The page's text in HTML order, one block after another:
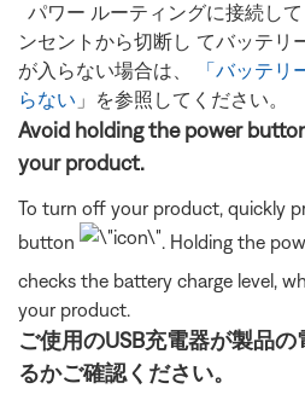
パワー ルーティングに接続し
ンセントから切断し てバッテリ
が入らない場合は、
「バッテリ
らない 」を参照してください。
Avoid holding the power
your product.
To turn off your product, quickly
button
. Holding the
checks the battery charge level,
your product.
ご使用のUSB充電器が製品
るかご確認ください。